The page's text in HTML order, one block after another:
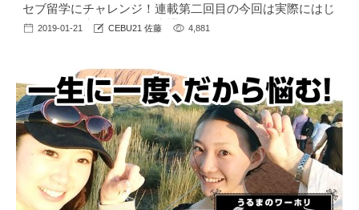
セブ留学にチャレンジ！連載第二回目の今回は実際にはじ
まった留学生活について赤裸々にお伝えします！ こんに
だよ！」と聞かせてもらうたびニマニマしています。さ
て、そんな私ですがTARGETに留学して、はや2週...
2019-01-21 CEBU21 佐藤 4,881